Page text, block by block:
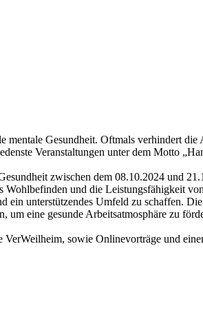
Gesundheit. Oftmals verhindert
Veranstaltungen unter dem Motto
zwischen dem 08.10.2024 und
und die Leistungsfähigkeit
ein unterstützendes Umfeld zu schaffen.
um eine gesunde Arbeitsatmosphäre zu
sowie Onlinevorträge und